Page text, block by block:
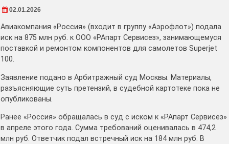
02.01.2026
Авиакомпания «Россия» (входит в группу «Аэрофлот») подала
иск на 875 млн руб. к ООО «РАпарт Сервисез», занимающемуся
поставкой и ремонтом компонентов для самолетов Superjet
100.
Заявление подано в Арбитражный суд Москвы. Материалы,
разъясняющие суть претензий, в судебной картотеке пока не
опубликованы.
Ранее «Россия» обращалась в суд с иском к «РАпарт Сервисез»
в апреле этого года. Сумма требований оценивалась в 474,2
млн руб. Ответчик подал встречный иск на 184 млн руб. В